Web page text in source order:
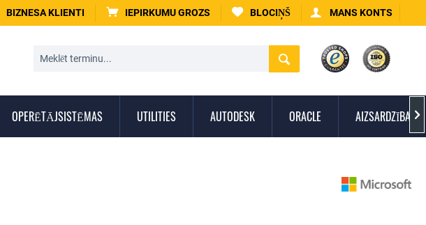
BIZNESA KLIENTI IEPIRKUMU GROZS BLOCIŅŠ MANS KONTS
OPERĒTĀJSISTĒMAS UTILITIES AUTODESK ORACLE AIZSARDZĪBA 